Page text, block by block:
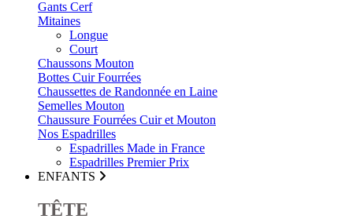
Gants Cerf
Mitaines
Longue
Court
Chaussons Mouton
Bottes Cuir Fourrées
Chaussettes de Randonnée en Laine
Semelles Mouton
Chaussure Fourrées Cuir et Mouton
Nos Espadrilles
Espadrilles Made in France
Espadrilles Premier Prix
ENFANTS
TÊTE